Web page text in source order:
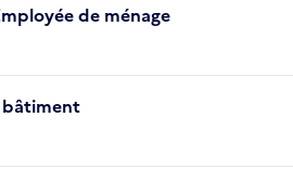
de ménage
bâtiment